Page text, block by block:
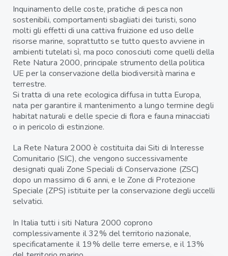
Inquinamento delle coste, pratiche di pesca non
sostenibili, comportamenti sbagliati dei turisti, sono
molti gli effetti di una cattiva fruizione ed uso delle
risorse marine, soprattutto se tutto questo avviene in
ambienti tutelati sì, ma poco conosciuti come quelli della
Rete Natura 2000, principale strumento della politica
UE per la conservazione della biodiversità marina e
terrestre.
Si tratta di una rete ecologica diffusa in tutta Europa,
nata per garantire il mantenimento a lungo termine degli
habitat naturali e delle specie di flora e fauna minacciati
o in pericolo di estinzione.
La Rete Natura 2000 è costituita dai Siti di Interesse
Comunitario (SIC), che vengono successivamente
designati quali Zone Speciali di Conservazione (ZSC)
dopo un massimo di 6 anni, e le Zone di Protezione
Speciale (ZPS) istituite per la conservazione degli uccelli
selvatici.
In Italia tutti i siti Natura 2000 coprono
complessivamente il 32% del territorio nazionale,
specificatamente il 19% delle terre emerse, e il 13%